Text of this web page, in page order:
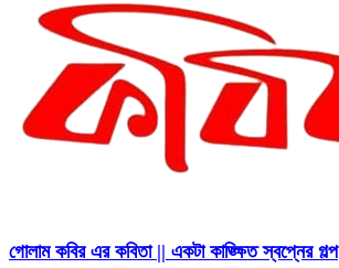
গোলাম কবির এর কবিতা || একটা কাঙ্ক্ষিত স্বপ্নের গল্প